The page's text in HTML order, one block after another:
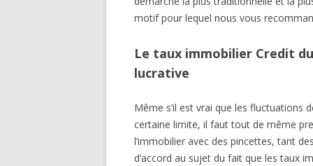
motif pour lequel nous vous
Le taux immobilier Credit
lucrative
Même s’il est vrai que les fluctuations
certaine limite, il faut tout de même
l’immobilier avec des pincettes, tant
d’accord au sujet du fait que les taux